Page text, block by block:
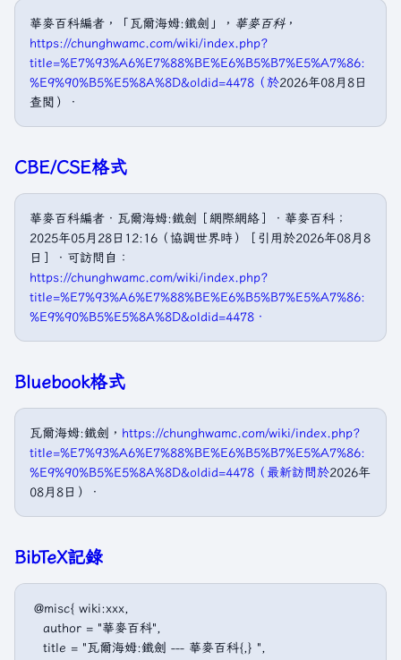
華麥百科編者，「瓦爾海姆:鐵劍」， 華麥百科，
https://chunghwamc.com/wiki/index.php?
title=%E7%93%A6%E7%88%BE%E6%B5%B7%E5%A7%86:
%E9%90%B5%E5%8A%8D&oldid=4478（於2026年08月8日
查閲）．
CBE/CSE格式
華麥百科編者．瓦爾海姆:鐵劍［網際網絡］．華麥百科；
2025年05月28日12:16（協調世界時）［引用於2026年08月8
日］．可訪問自：
https://chunghwamc.com/wiki/index.php?
title=%E7%93%A6%E7%88%BE%E6%B5%B7%E5%A7%86:
%E9%90%B5%E5%8A%8D&oldid=4478．
Bluebook格式
瓦爾海姆:鐵劍， https://chunghwamc.com/wiki/index.php?
title=%E7%93%A6%E7%88%BE%E6%B5%B7%E5%A7%86:
%E9%90%B5%E5%8A%8D&oldid=4478（最新訪問於2026年
08月8日）．
BibTeX記錄
@misc{ wiki:xxx,
   author = "華麥百科",
   title = "瓦爾海姆:鐵劍 --- 華麥百科{,} ",